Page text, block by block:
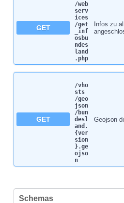
GET
/web
serv
ices​
/get
_inf
osbu
ndes
land
.php
Infos zu
GET
/vho
sts​
/geo
json​
/bun
desl
and.
{ver
sion
}.ge
ojso
n
Geojson
Schemas